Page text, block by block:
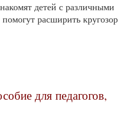
детей с различными
расширить кругозор
для педагогов,